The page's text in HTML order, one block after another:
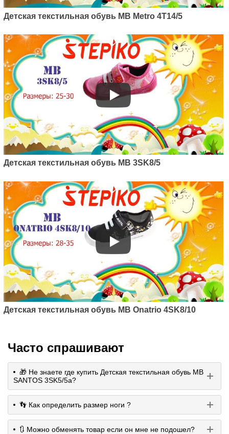
Детская текстильная обувь MB Metro 4T14/5
Детская текстильная обувь MB 3SK8/5
Детская текстильная обувь MB Onatrio 4SK8/10
Часто спрашивают
🎁 Не знаете где купить Детская текстильная обувь MB
SANTOS 3SK5/5a?
👣 Как определить размер ноги ?
🔃 Можно обменять товар если он мне не подошел?